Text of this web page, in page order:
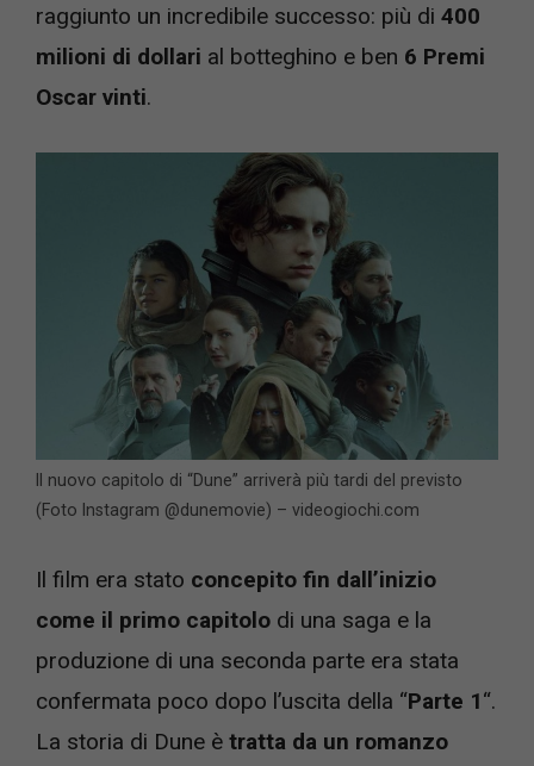
raggiunto un incredibile successo: più di 400
milioni di dollari al botteghino e ben 6 Premi
Oscar vinti.
Il nuovo capitolo di “Dune” arriverà più tardi del previsto
(Foto Instagram @dunemovie) – videogiochi.com
Il film era stato concepito fin dall’inizio
come il primo capitolo di una saga e la
produzione di una seconda parte era stata
confermata poco dopo l’uscita della “Parte 1“.
La storia di Dune è tratta da un romanzo